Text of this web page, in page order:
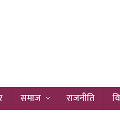
समाज राजनीति